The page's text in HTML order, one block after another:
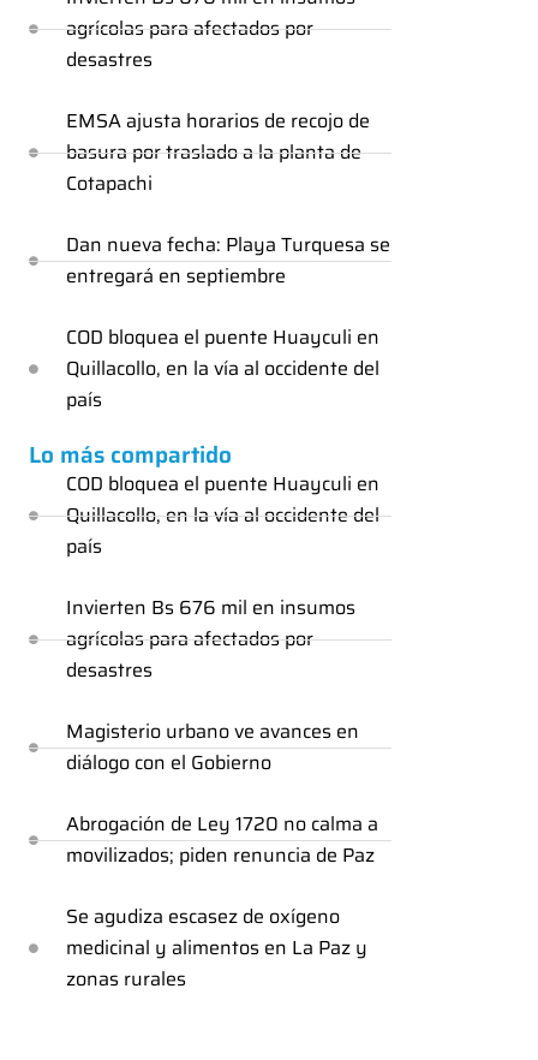
agrícolas para afectados por
desastres
EMSA ajusta horarios de recojo de
basura por traslado a la planta de
Cotapachi
Dan nueva fecha: Playa Turquesa se
entregará en septiembre
COD bloquea el puente Huayculi en
Quillacollo, en la vía al occidente del
país
Lo más compartido
COD bloquea el puente Huayculi en
Quillacollo, en la vía al occidente del
país
Invierten Bs 676 mil en insumos
agrícolas para afectados por
desastres
Magisterio urbano ve avances en
diálogo con el Gobierno
Abrogación de Ley 1720 no calma a
movilizados; piden renuncia de Paz
Se agudiza escasez de oxígeno
medicinal y alimentos en La Paz y
zonas rurales